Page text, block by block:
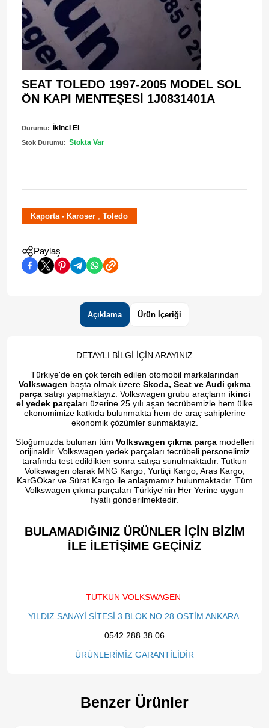
SEAT TOLEDO 1997-2005 MODEL SOL
ÖN KAPI MENTEŞESİ 1J0831401A
Durumu: İkinci El
Stok Durumu: Stokta Var
Kaporta - Karoser , Toledo
Paylaş
Açıklama Ürün İçeriği
DETAYLI BİLGİ İÇİN ARAYINIZ
Türkiye'de en çok tercih edilen otomobil markalarından
Volkswagen başta olmak üzere Skoda, Seat ve Audi çıkma
parçasatışı yapmaktayız. Volkswagen grubu araçların ikinci
el yedek parçaları üzerine 25 yılı aşan tecrübemizle hem ülke
ekonomimize katkıda bulunmakta hem de araç sahiplerine
ekonomik çözümler sunmaktayız.
Stoğumuzda bulunan tüm Volkswagen çıkma parçamodelleri
orijinaldir. Volkswagen yedek parçaları tecrübeli personelimiz
tarafında test edildikten sonra satışa sunulmaktadır. Tutkun
Volkswagen olarak MNG Kargo, Yurtiçi Kargo, Aras Kargo,
KarGOkar ve Sürat Kargo ile anlaşmamız bulunmaktadır. Tüm
Volkswagen çıkma parçaları Türkiye'nin Her Yerine uygun
fiyatlı gönderilmektedir.
BULAMADIĞINIZ ÜRÜNLER İÇİN BİZİM
İLE İLETİŞİME GEÇİNİZ​
TUTKUN VOLKSWAGEN
YILDIZ SANAYİ SİTESİ 3.BLOK NO.28 OSTİM ANKARA
0542 288 38 06
ÜRÜNLERİMİZ GARANTİLİDİR
Benzer Ürünler